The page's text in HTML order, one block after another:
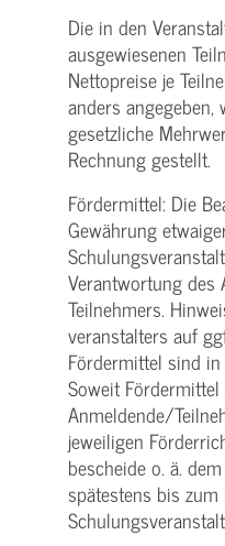
Die in den
ausgewiesenen
Nettopreise je
anders
gesetzliche
Rechnung gestellt.
Fördermittel: Die
Gewährung
Verantwortung
Teilnehmers.
veranstalters auf
Fördermittel sind
Soweit
Anmeldende/­
jeweiligen
bescheide o. ä.
spätestens bis